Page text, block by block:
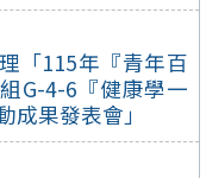
「115年『青年百
G-4-6『健康學一
果發表會」